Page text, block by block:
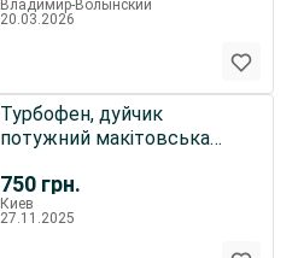
Владимир-Волынский
20.03.2026
750 грн.
Турбофен, дуйчик
потужний макітовська
Киев
27.11.2025